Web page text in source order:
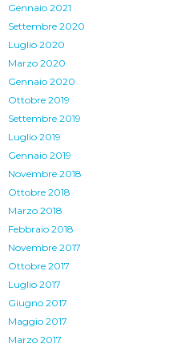
Gennaio 2021
Settembre 2020
Luglio 2020
Marzo 2020
Gennaio 2020
Ottobre 2019
Settembre 2019
Luglio 2019
Gennaio 2019
Novembre 2018
Ottobre 2018
Marzo 2018
Febbraio 2018
Novembre 2017
Ottobre 2017
Luglio 2017
Giugno 2017
Maggio 2017
Marzo 2017